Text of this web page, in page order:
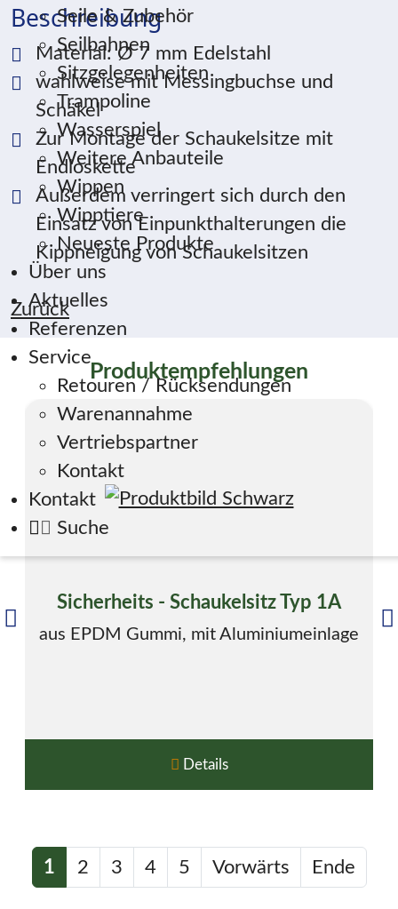
Seile & Zubehör
Seilbahnen
Sitzgelegenheiten
Trampoline
Wasserspiel
Weitere Anbauteile
Wippen
Wipptiere
Neueste Produkte
Über uns
Aktuelles
Referenzen
Service
Retouren / Rücksendungen
Warenannahme
Vertriebspartner
Kontakt
Kontakt
Suche
Beschreibung
Material: Ø 7 mm Edelstahl
wahlweise mit Messingbuchse und
Schäkel
Zur Montage der Schaukelsitze mit
Endloskette
Außerdem verringert sich durch den
Einsatz von Einpunkthalterungen die
Kippneigung von Schaukelsitzen
Zurück
Produktempfehlungen
Sicherheits - Schaukelsitz Typ 1A
aus EPDM Gummi, mit Aluminiumeinlage
Details
1 2 3 4 5 Vorwärts Ende